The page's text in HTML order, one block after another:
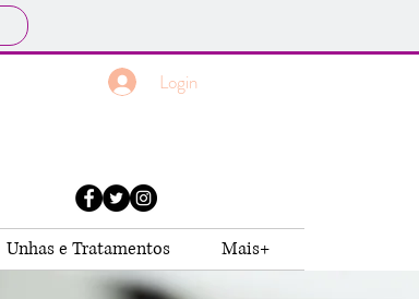
Login
Unhas e Tratamentos Mais+